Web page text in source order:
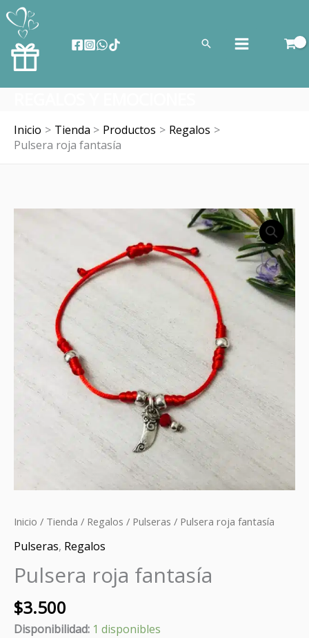
contenido
Buscar
Inicio Tienda Productos
Regalos
Pulsera roja fantasía
Inicio / Tienda / Regalos / Pulseras / Pulsera roja fantasía
Pulseras, Regalos
Pulsera roja fantasía
$3.500
Disponibilidad: 1 disponibles